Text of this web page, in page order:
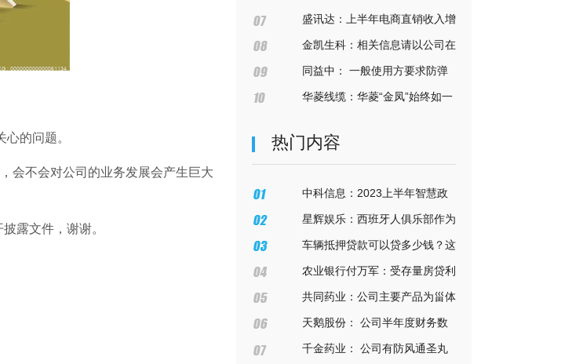
的问题。
会不会对公司的业务发展会产生巨大
露文件，谢谢。
盛讯达：上半年电商直销收入增
长近1.5倍，锂矿产品收入超5000万
金凯生科：相关信息请以公司在
深圳证券交易所官网和指定媒体披
露的信息为准
同益中： 一般使用方要求防弹
产品使用寿命为5-8年
华菱线缆：华菱“金凤”始终如一
地，仰望星空
热门内容
中科信息：2023上半年智慧政
务业务发展迅速 新签合同额同比增
长63.9%
星辉娱乐：西班牙人俱乐部作为
完整的体育资产具备吸引力
车辆抵押贷款可以贷多少钱？这
里告诉你
农业银行付万军：受存量房贷利
率调整等影响 行业净息差仍将承压
共同药业：公司主要产品为甾体
药物生产所需的起始物料和中间体
天鹅股份： 公司半年度财务数
据详见公司在上海证券交易所网站
千金药业： 公司有防风通圣丸